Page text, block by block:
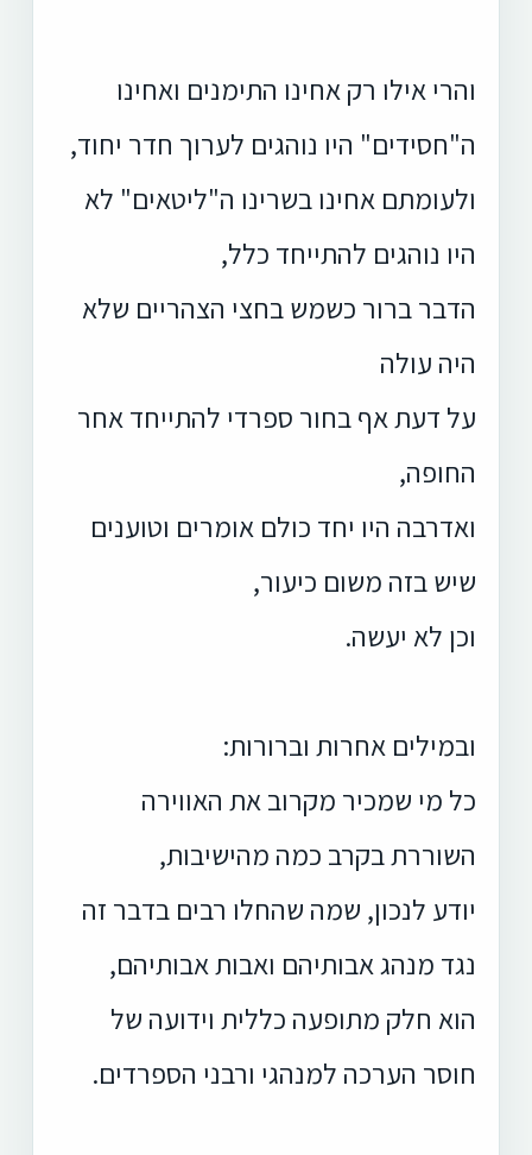
והרי אילו רק אחינו התימנים ואחינו
ה"חסידים" היו נוהגים לערוך חדר יחוד,
ולעומתם אחינו בשרינו ה"ליטאים" לא
היו נוהגים להתייחד כלל,
הדבר ברור כשמש בחצי הצהריים שלא
היה עולה
על דעת אף בחור ספרדי להתייחד אחר
החופה,
ואדרבה היו יחד כולם אומרים וטוענים
שיש בזה משום כיעור,
וכן לא יעשה.
ובמילים אחרות וברורות:
כל מי שמכיר מקרוב את האווירה
השוררת בקרב כמה מהישיבות,
יודע לנכון, שמה שהחלו רבים בדבר זה
נגד מנהג אבותיהם ואבות אבותיהם,
הוא חלק מתופעה כללית וידועה של
חוסר הערכה למנהגי ורבני הספרדים.